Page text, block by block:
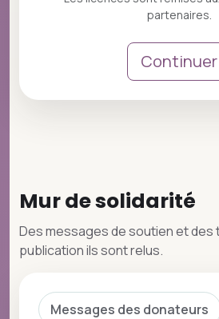
partenaires.
Continuer
Mur de solidarité
Des messages de soutien et des
publication ils sont relus.
Messages des donateurs